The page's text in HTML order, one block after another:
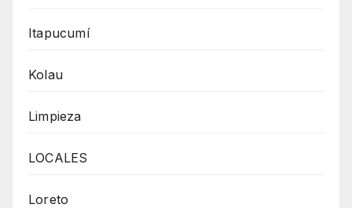
Itapucumí
Kolau
Limpieza
LOCALES
Loreto